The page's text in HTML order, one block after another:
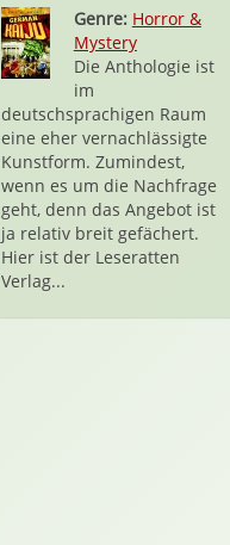
Genre: Horror &
Mystery
Die Anthologie ist
im
deutschsprachigen Raum
eine eher vernachlässigte
Kunstform. Zumindest,
wenn es um die Nachfrage
geht, denn das Angebot ist
ja relativ breit gefächert.
Hier ist der Leseratten
Verlag...